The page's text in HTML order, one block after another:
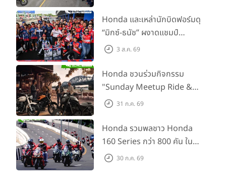
พร้อม ยกระดับทักษะการขับขี่
เสริมศักยภาพตำรวจจราจร
Honda และเหล่านักบิดฟอร์มดุ
“มิกซ์-ธนัช” ผงาดแชมป์
SS600 2 สนามติด “ข้าวกล้อง”
สนาม 2
3 ส.ค. 69
Honda ชวนร่วมกิจกรรม
"Sunday Meetup Ride &
Soul" จิบกาแฟ พูดคุย แลก
กัน 16 ส.ค. นี้
31 ก.ค. 69
Honda รวมพลชาว Honda
160 Series กว่า 800 คัน ใน
งาน “THE ONE-SIXTI-ER ตัว
30 ก.ค. 69